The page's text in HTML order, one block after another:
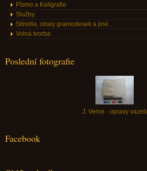
Písmo a Kaligrafie
Služby
Stínidla, obaly gramodesek a jiné...
Volná tvorba
Poslední fotografie
J. Verne - opravy vazeb
Facebook